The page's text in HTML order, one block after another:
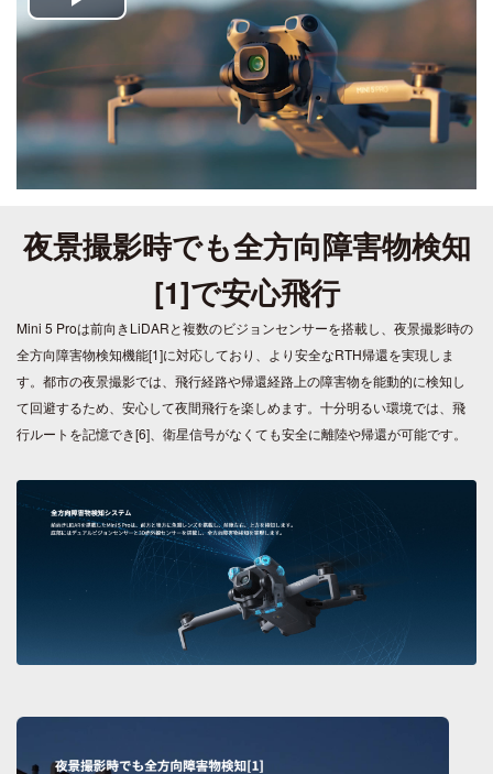
Play
Video
夜景撮影時でも全方向障害物検知
[1]で安心飛行
Mini 5 Proは前向きLiDARと複数のビジョンセンサーを搭載し、夜景撮影時の
全方向障害物検知機能[1]に対応しており、より安全なRTH帰還を実現しま
す。都市の夜景撮影では、飛行経路や帰還経路上の障害物を能動的に検知し
て回避するため、安心して夜間飛行を楽しめます。十分明るい環境では、飛
行ルートを記憶でき[6]、衛星信号がなくても安全に離陸や帰還が可能です。